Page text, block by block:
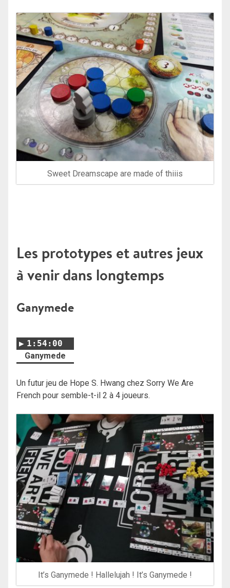
Sweet Dreamscape are made of thiiis
Les prototypes et autres jeux
à venir dans longtemps
Ganymede
1:54:00
Ganymede
Un futur jeu de Hope S. Hwang chez Sorry We Are
French pour semble-t-il 2 à 4 joueurs.
It’s Ganymede ! Hallelujah ! It’s Ganymede !